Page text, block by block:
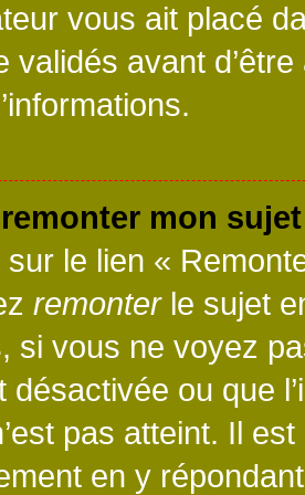
vous ait placé
validés avant
mon
sur le lien «
remonterle sujet
si vous ne voyez
désactivée ou que
pas atteint. Il
en y